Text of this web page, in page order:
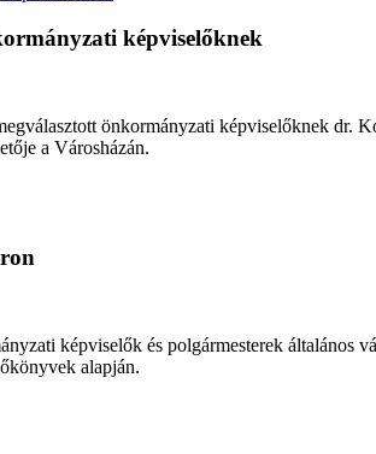
képviselőknek
önkormányzati képviselőknek
a Városházán.
képviselők és polgármesterek általános
alapján.